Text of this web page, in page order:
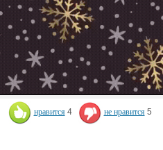
нравится 4 не нравится 5